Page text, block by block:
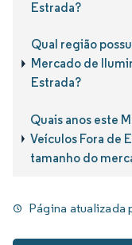
Estrada?
Qual região
Mercado de
Estrada?
Quais anos este
Veículos Fora de
tamanho do
Página atualizada